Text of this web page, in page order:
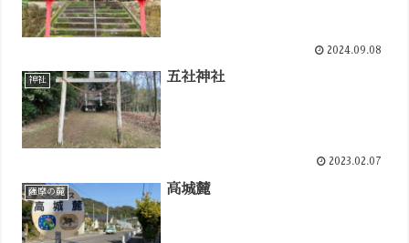
2024.09.08
神社 五社神社
2023.02.07
薩摩の麓 高城麓